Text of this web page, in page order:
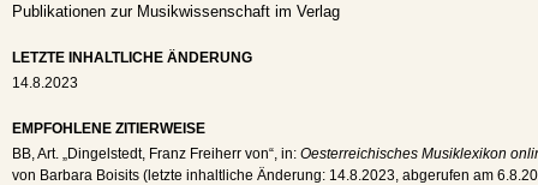
Publikationen zur Musikwissenschaft im Verlag
LETZTE INHALTLICHE ÄNDERUNG
14.8.2023
EMPFOHLENE ZITIERWEISE
BB , Art. „Dingelstedt, Franz Freiherr von“, in: Oesterreichisches Musiklexikon
von Barbara Boisits (letzte inhaltliche Änderung: 14.8.2023 , abgerufen am